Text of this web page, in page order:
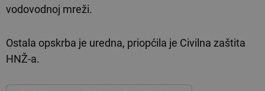
vodovodnoj mreži.
Ostala opskrba je uredna, priopćila je Civilna zaštita
HNŽ-a.